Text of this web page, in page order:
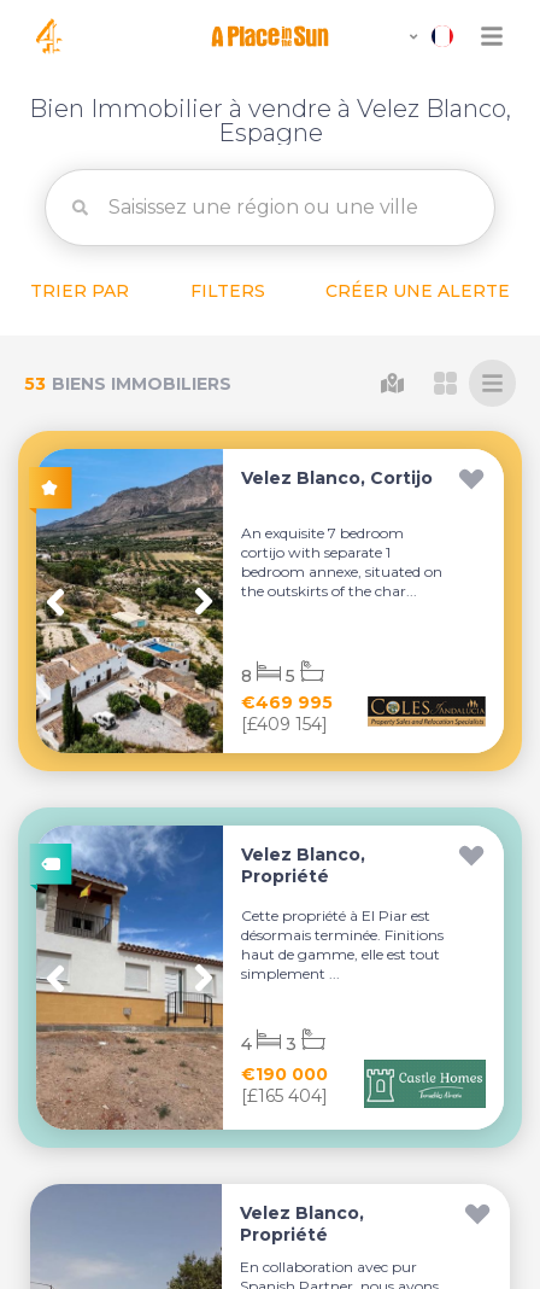
Bien Immobilier à vendre à Velez Blanco,
Espagne
TRIER PAR FILTERS CRÉER UNE ALERTE
53 BIENS IMMOBILIERS
Velez Blanco, Cortijo
An exquisite 7 bedroom
cortijo with separate 1
bedroom annexe, situated on
the outskirts of the char...
€469 995
[£409 154]
8 5
Velez Blanco,
Propriété
Cette propriété à El Piar est
désormais terminée. Finitions
haut de gamme, elle est tout
simplement ...
€190 000
[£165 404]
4 3
Velez Blanco,
Propriété
En collaboration avec pur